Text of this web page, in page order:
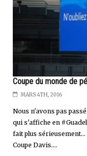
Coupe du monde de
MARS 4TH, 2016
Nous n'avons pas
qui s'affiche en
fait plus
Coupe Davis....